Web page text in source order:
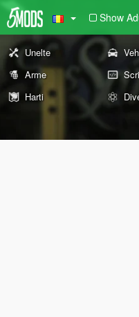
Show
Unelte
Arme
Harti